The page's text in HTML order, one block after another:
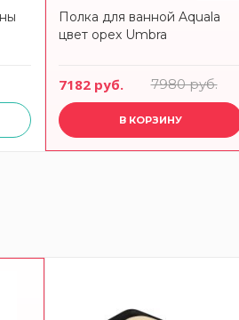
Полка для ванной Aquala
цвет орех Umbra
7182 руб. 7980 руб.
В КОРЗИНУ